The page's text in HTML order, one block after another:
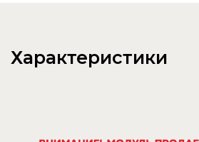
Характеристики